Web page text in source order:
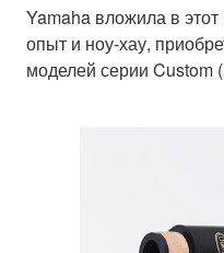
Yamaha вложила в
опыт и ноу-хау,
моделей серии Custom